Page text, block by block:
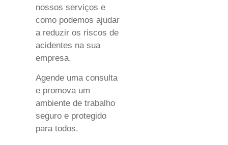
nossos serviços e
como podemos ajudar
a reduzir os riscos de
acidentes na sua
empresa.
Agende uma consulta
e promova um
ambiente de trabalho
seguro e protegido
para todos.